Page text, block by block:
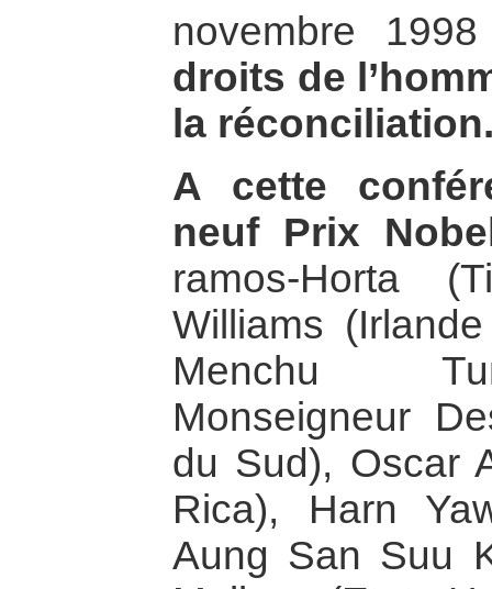
novembre
droits de
la
A cette
neuf Prix
ramos-Horta
Williams
Menchu
Monseigneur
du Sud), Oscar
Rica), Harn
Aung San Suu